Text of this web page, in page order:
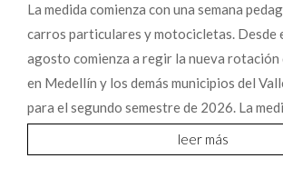
La medida comienza con una semana
carros particulares y motocicletas. Desde
agosto comienza a regir la nueva rotación
en Medellín y los demás municipios del
para el segundo semestre de 2026. La
leer más